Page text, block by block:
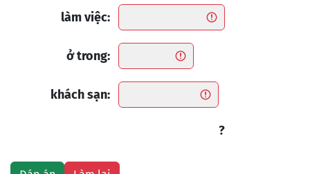
làm việc:
ở trong:
khách sạn:
?